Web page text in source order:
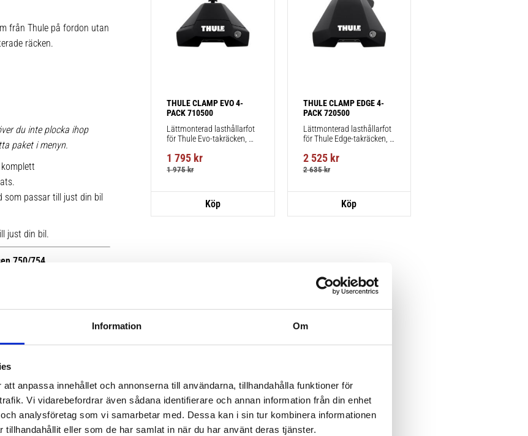
Information Om
anpassa innehållet och annonserna till användarna, tillhandahålla funktioner för
Vi vidarebefordrar även sådana identifierare och annan information från din enhet
analysföretag som vi samarbetar med. Dessa kan i sin tur kombinera informationen
tillhandahållit eller som de har samlat in när du har använt deras tjänster.
från Thule på fordon utan
räcken.
du inte plocka ihop
paket i menyn.
som passar till just din bil
just din bil.
750/754.
se bilder på de äldre
nya kitsatser >>
längd. Enklaste sättet
kompletta paket, leta
THULE CLAMP EVO 4-
PACK 710500
Lättmonterad lasthållarfot
för Thule Evo-takräcken,
fästpunkter för takräcke
eller fabriksmonterade
1 795 kr
1 975kr
THULE CLAMP EDGE 4-
PACK 720500
Lättmonterad lasthållarfot
för Thule Edge-takräcken,
fästpunkter för takräcke
eller fabriksmonterade
2 525kr
2 635kr